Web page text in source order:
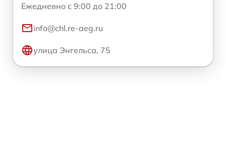
Ежедневно с 9:00 до 21:00
info@chl.re-aeg.ru
улица Энгельса, 75